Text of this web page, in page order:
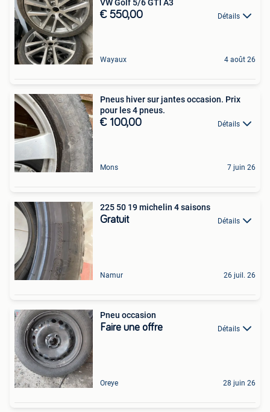
VW Golf 5/6 GTI A3
€ 550,00 Détails
Wayaux 4 août 26
Pneus hiver sur jantes occasion. Prix
pour les 4 pneus.
€ 100,00 Détails
Mons 7 juin 26
225 50 19 michelin 4 saisons
Gratuit Détails
Namur 26 juil. 26
Pneu occasion
Faire une offre Détails
Oreye 28 juin 26